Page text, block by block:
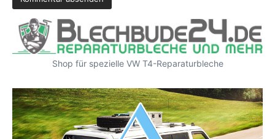
Shop für spezielle VW T4-Reparaturbleche